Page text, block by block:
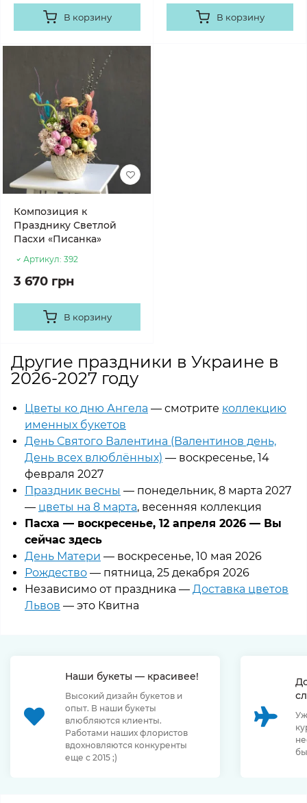
В корзину В корзину
Композиция к
Празднику Светлой
Пасхи «Писанка»
Артикул: 392
3 670 грн
В корзину
Другие праздники в Украине в
2026-2027 году
Цветы ко дню Ангела — смотрите коллекцию
именных букетов
День Святого Валентина (Валентинов день,
День всех влюблённых) — воскресенье, 14
февраля 2027
Праздник весны — понедельник, 8 марта 2027
— цветы на 8 марта, весенняя коллекция
Пасха — воскресенье, 12 апреля 2026 — Вы
сейчас здесь
День Матери — воскресенье, 10 мая 2026
Рождество — пятница, 25 декабря 2026
Независимо от праздника — Доставка цветов
Львов — это Квитна
Наши букеты — красивее!
Высокий дизайн букетов и
опыт. В наши букеты
влюбляются клиенты.
Работами наших флористов
вдохновляются конкуренты
еще с 2015 ;)